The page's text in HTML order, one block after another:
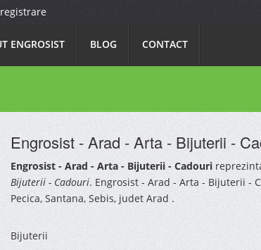
ENGROSIST BLOG CONTACT
Engrosist - Arad - Arta - Bijuterii -
Engrosist - Arad - Arta - Bijuterii - Cadouri
Bijuterii - Cadouri. Engrosist - Arad - Arta - Bijuterii -
Pecica, Santana, Sebis, judet Arad .
Bijuterii